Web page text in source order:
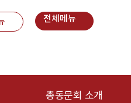
전체메뉴
총동문회 소개